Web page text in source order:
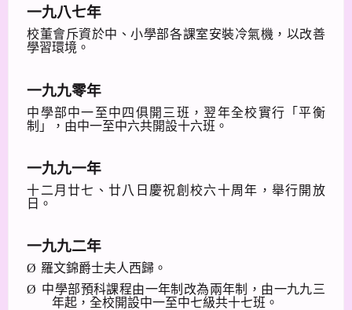
一九八七年
校董會斥資於中、小學部各課室安裝冷氣機，以改善
學習環境。
一九九零年
中學部中一至中四俱開三班，翌年全校實行「平衡
制」，由中一至中六共開設十六班。
一九九一年
十二月廿七、廿八日慶祝創校六十周年，舉行開放
日。
一九九二年
Ø 羅文錦爵士夫人西歸。
Ø 中學部預科課程由一年制改為兩年制，由一九九三
年起，全校開設中一至中七級共十七班。